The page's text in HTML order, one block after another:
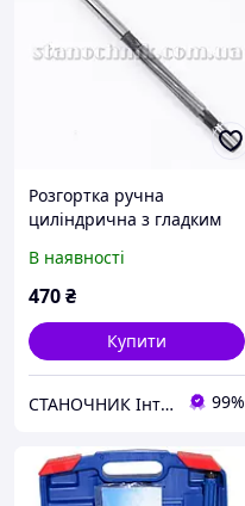
Розгортка ручна
циліндрична з гладким
мм 9ХС
В наявності
470₴
Купити
СТАНОЧНИК Інтернет-магазин 99%